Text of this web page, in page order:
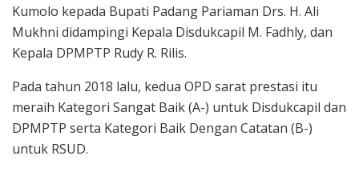
Kumolo kepada Bupati Padang Pariaman Drs. H. Ali
Mukhni didampingi Kepala Disdukcapil M. Fadhly, dan
Kepala DPMPTP Rudy R. Rilis.
Pada tahun 2018 lalu, kedua OPD sarat prestasi itu
meraih Kategori Sangat Baik (A-) untuk Disdukcapil dan
DPMPTP serta Kategori Baik Dengan Catatan (B-)
untuk RSUD.